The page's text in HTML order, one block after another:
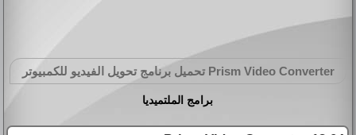
Prism Video Converter تحميل برنامج تحويل الفيديو للكمبيوتر
برامج الملتميديا